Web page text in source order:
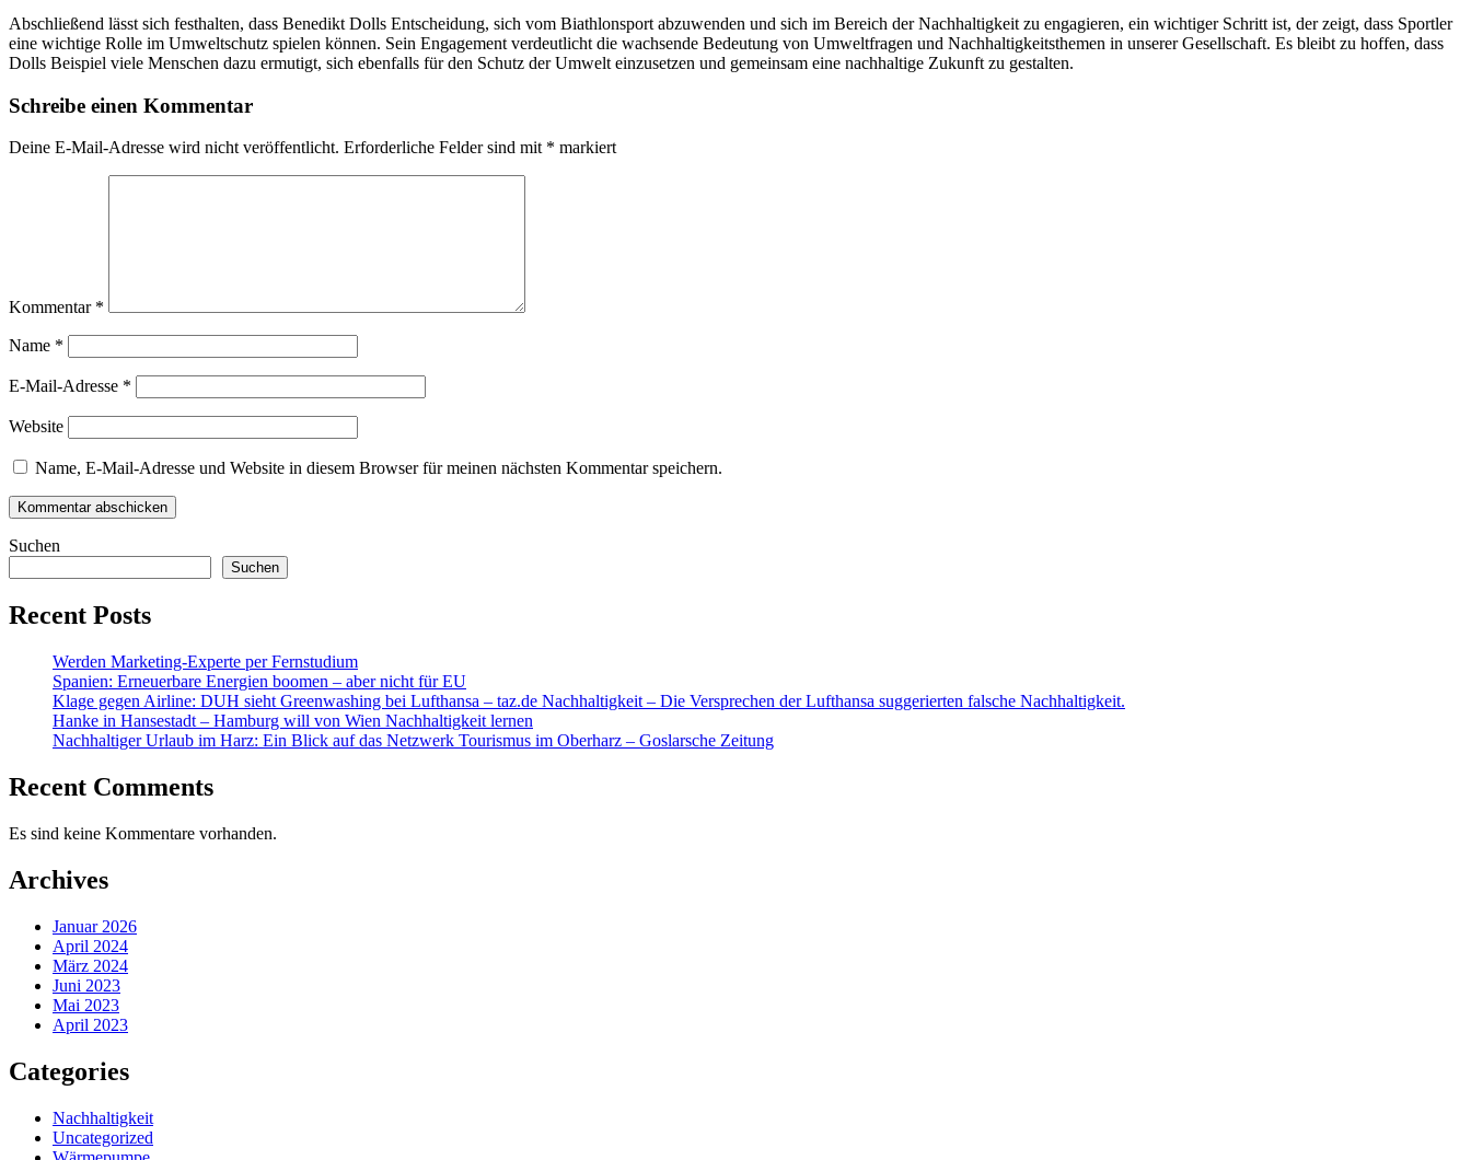
Abschließend lässt sich festhalten, dass Benedikt Dolls Entscheidung, sich vom Biathlonsport abzuwenden und sich im Bereich der Nachhaltigkeit zu engagieren, ein wichtiger Schritt ist, der zeigt, dass Sportler
eine wichtige Rolle im Umweltschutz spielen können. Sein Engagement verdeutlicht die wachsende Bedeutung von Umweltfragen und Nachhaltigkeitsthemen in unserer Gesellschaft. Es bleibt zu hoffen, dass
Dolls Beispiel viele Menschen dazu ermutigt, sich ebenfalls für den Schutz der Umwelt einzusetzen und gemeinsam eine nachhaltige Zukunft zu gestalten.
Schreibe einen Kommentar
Deine E-Mail-Adresse wird nicht veröffentlicht. Erforderliche Felder sind mit * markiert
Kommentar *
Name *
E-Mail-Adresse *
Website
Name, E-Mail-Adresse und Website in diesem Browser für meinen nächsten Kommentar speichern.
Suchen
Suchen
Recent Posts
Werden Marketing-Experte per Fernstudium
Spanien: Erneuerbare Energien boomen – aber nicht für EU
Klage gegen Airline: DUH sieht Greenwashing bei Lufthansa – taz.de Nachhaltigkeit – Die Versprechen der Lufthansa suggerierten falsche Nachhaltigkeit.
Hanke in Hansestadt – Hamburg will von Wien Nachhaltigkeit lernen
Nachhaltiger Urlaub im Harz: Ein Blick auf das Netzwerk Tourismus im Oberharz – Goslarsche Zeitung
Recent Comments
Es sind keine Kommentare vorhanden.
Archives
Januar 2026
April 2024
März 2024
Juni 2023
Mai 2023
April 2023
Categories
Nachhaltigkeit
Uncategorized